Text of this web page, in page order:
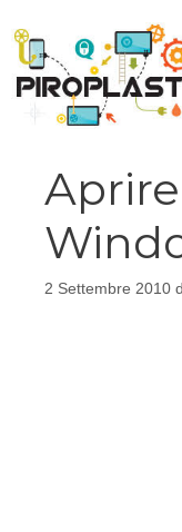
contenuto
2 Settembre 2010